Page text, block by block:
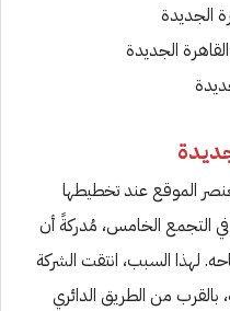
الجديدة
الجديدة
الموقع عند تخطيطها
لمشروع Palm Hills New Cairo في التجمع الخامس، مُدركةً أن
لهذا السبب، انتقت الشركة
بالقرب من الطريق الدائري